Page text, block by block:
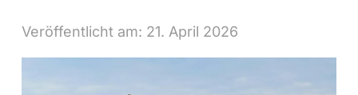
Veröffentlicht am: 21. April 2026